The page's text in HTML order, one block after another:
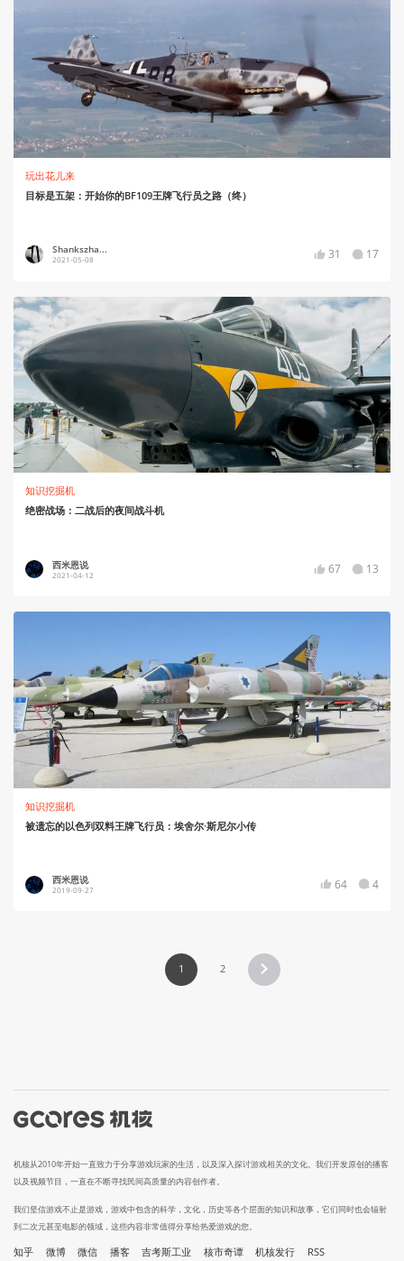
玩出花儿来
目标是五架：开始你的BF109王牌飞行员之路（终）
Shankszha...
2021-05-08 31 17
知识挖掘机
绝密战场：二战后的夜间战斗机
西米恩说
2021-04-12 67 13
知识挖掘机
被遗忘的以色列双料王牌飞行员：埃舍尔·斯尼尔小传
西米恩说
2019-09-27 64 4
1 2
机核从2010年开始一直致力于分享游戏玩家的生活，以及深入探讨游戏相关的文化。我们开发原创的播客
以及视频节目，一直在不断寻找民间高质量的内容创作者。
我们坚信游戏不止是游戏，游戏中包含的科学，文化，历史等各个层面的知识和故事，它们同时也会辐射
到二次元甚至电影的领域，这些内容非常值得分享给热爱游戏的您。
知乎 微博 微信 播客 吉考斯工业 核市奇谭 机核发行 RSS